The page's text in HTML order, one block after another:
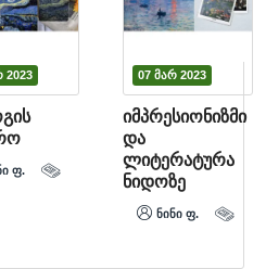
2023
ფ.
07 მარ 2023
​იმპრესიონიზმი
და
ლიტერატურა
ნიდოზე
ნინი ფ.